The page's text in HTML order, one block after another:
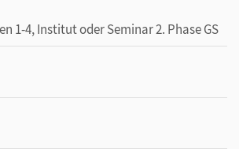
1-4, Institut oder Seminar 2. Phase GS